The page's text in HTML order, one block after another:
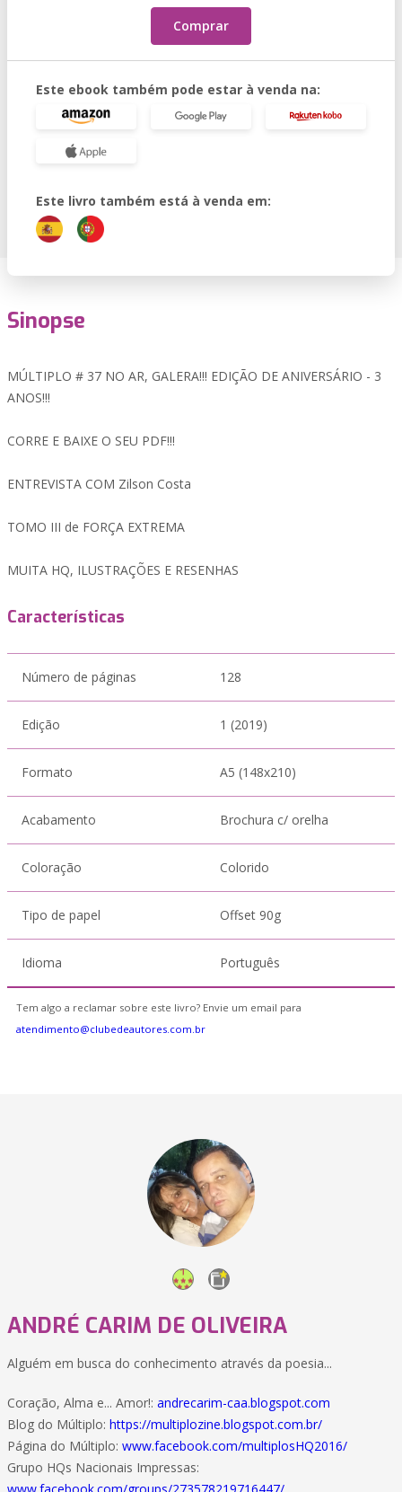
Comprar
Este ebook também pode estar à venda na:
Este livro também está à venda em:
Sinopse
MÚLTIPLO # 37 NO AR, GALERA!!! EDIÇÃO DE ANIVERSÁRIO - 3
ANOS!!!
CORRE E BAIXE O SEU PDF!!!
ENTREVISTA COM Zilson Costa
TOMO III de FORÇA EXTREMA
MUITA HQ, ILUSTRAÇÕES E RESENHAS
Características
Número de páginas 128
Edição 1 (2019)
Formato A5 (148x210)
Acabamento Brochura c/ orelha
Coloração Colorido
Tipo de papel Offset 90g
Idioma Português
Tem algo a reclamar sobre este livro? Envie um email para
atendimento@clubedeautores.com.br
ANDRÉ CARIM DE OLIVEIRA
Alguém em busca do conhecimento através da poesia...
Coração, Alma e... Amor!: andrecarim-caa.blogspot.com
Blog do Múltiplo: https://multiplozine.blogspot.com.br/
Página do Múltiplo: www.facebook.com/multiplosHQ2016/
Grupo HQs Nacionais Impressas: